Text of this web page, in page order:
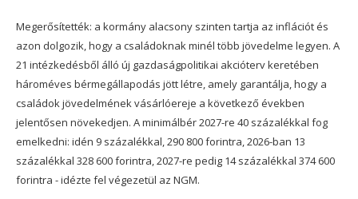
Megerősítették: a kormány alacsony szinten tartja az inflációt és
azon dolgozik, hogy a családoknak minél több jövedelme legyen. A
21 intézkedésből álló új gazdaságpolitikai akcióterv keretében
hároméves bérmegállapodás jött létre, amely garantálja, hogy a
családok jövedelmének vásárlóereje a következő években
jelentősen növekedjen. A minimálbér 2027-re 40 százalékkal fog
emelkedni: idén 9 százalékkal, 290 800 forintra, 2026-ban 13
százalékkal 328 600 forintra, 2027-re pedig 14 százalékkal 374 600
forintra - idézte fel végezetül az NGM.